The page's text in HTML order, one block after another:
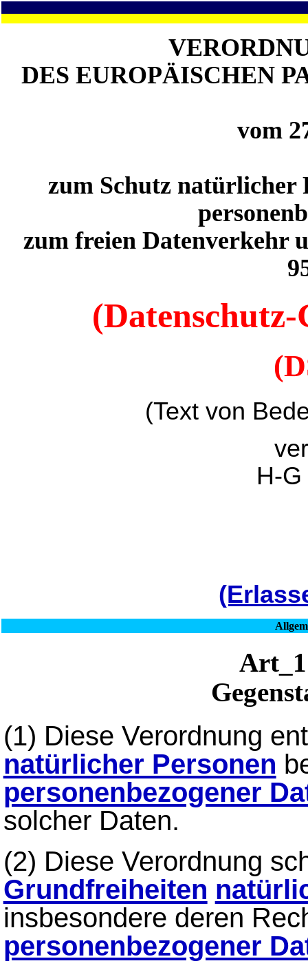
DES EUROPÄISCHEN
vom
zum Schutz natürlicher
zum freien Datenverkehr
(Text von
H-
(1) Diese Verordnung
natürlicher Personen
personenbezogener
solcher Daten.
(2) Diese Verordnung
Grundfreiheiten
insbesondere deren
personenbezogener